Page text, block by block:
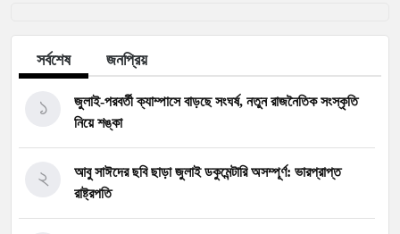
সর্বশেষ জনপ্রিয়
জুলাই-পরবর্তী ক্যাম্পাসে বাড়ছে সংঘর্ষ, নতুন রাজনৈতিক সংস্কৃতি
নিয়ে শঙ্কা
১
আবু সাঈদের ছবি ছাড়া জুলাই ডকুমেন্টারি অসম্পূর্ণ: ভারপ্রাপ্ত
রাষ্ট্রপতি
২